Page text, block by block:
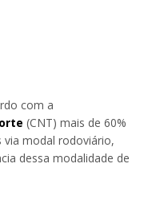
com a
(CNT) mais de 60%
via modal rodoviário,
dessa modalidade de